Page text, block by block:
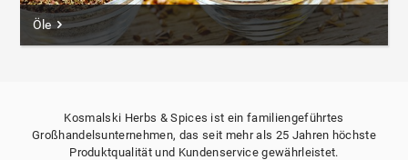
Öle
Kosmalski Herbs & Spices ist ein familiengeführtes
Großhandelsunternehmen, das seit mehr als 25 Jahren höchste
Produktqualität und Kundenservice gewährleistet.